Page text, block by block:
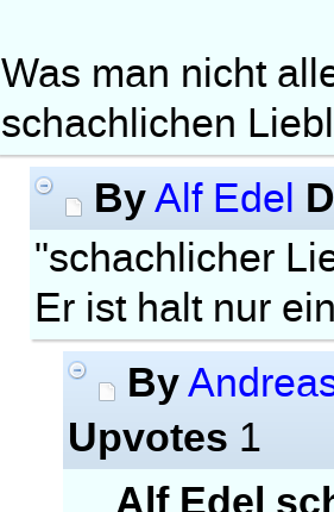
Was man nicht
schachlichen
ByAlf Edel
"schachlicher
Er ist halt nur
By
Upvotes 1
Alf Edel